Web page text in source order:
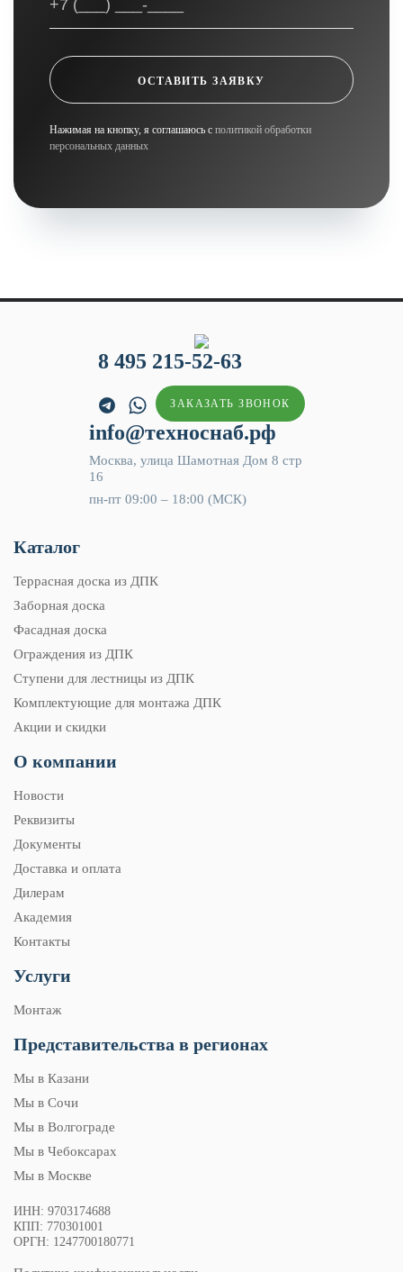
ОСТАВИТЬ ЗАЯВКУ
Нажимая на кнопку, я соглашаюсь с политикой обработки
персональных данных
8 495 215-52-63
ЗАКАЗАТЬ ЗВОНОК
info@техноснаб.рф
Москва, улица Шамотная Дом 8 стр
16
пн-пт 09:00 – 18:00 (МСК)
Каталог
Террасная доска из ДПК
Заборная доска
Фасадная доска
Ограждения из ДПК
Ступени для лестницы из ДПК
Комплектующие для монтажа ДПК
Акции и скидки
О компании
Новости
Реквизиты
Документы
Доставка и оплата
Дилерам
Академия
Контакты
Услуги
Монтаж
Представительства в регионах
Мы в Казани
Мы в Сочи
Мы в Волгограде
Мы в Чебоксарах
Мы в Москве
ИНН: 9703174688
КПП: 770301001
ОРГН: 1247700180771